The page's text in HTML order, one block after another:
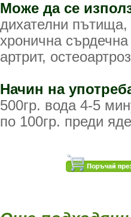
Може да се
дихателни пътища,
хронична
артрит,
Начин на
500гр. вода 4-5
по 100гр. преди